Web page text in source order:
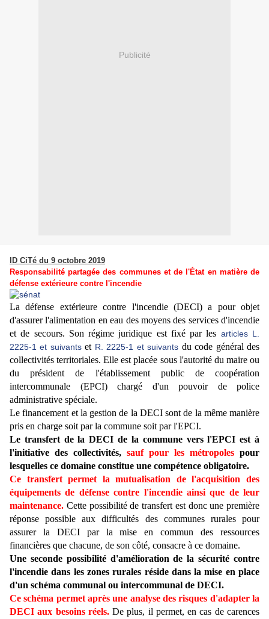
Publicité
ID CiTé du 9 octobre 2019
Responsabilité partagée des communes et de l'État en matière de
défense extérieure contre l'incendie
La défense extérieure contre l'incendie (DECI) a pour objet
d'assurer l'alimentation en eau des moyens des services d'incendie
et de secours. Son régime juridique est fixé par les articles L.
2225-1 et suivants et R. 2225-1 et suivants du code général des
collectivités territoriales. Elle est placée sous l'autorité du maire ou
du président de l'établissement public de coopération
intercommunale (EPCI) chargé d'un pouvoir de police
administrative spéciale.
Le financement et la gestion de la DECI sont de la même manière
pris en charge soit par la commune soit par l'EPCI.
Le transfert de la DECI de la commune vers l'EPCI est à
l'initiative des collectivités, sauf pour les métropoles pour
lesquelles ce domaine constitue une compétence obligatoire.
Ce transfert permet la mutualisation de l'acquisition des
équipements de défense contre l'incendie ainsi que de leur
maintenance. Cette possibilité de transfert est donc une première
réponse possible aux difficultés des communes rurales pour
assurer la DECI par la mise en commun des ressources
financières que chacune, de son côté, consacre à ce domaine.
Une seconde possibilité d'amélioration de la sécurité contre
l'incendie dans les zones rurales réside dans la mise en place
d'un schéma communal ou intercommunal de DECI.
Ce schéma permet après une analyse des risques d'adapter la
DECI aux besoins réels.De plus, il permet, en cas de carences